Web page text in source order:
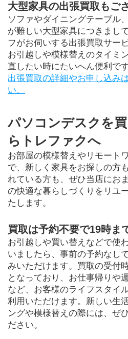
大型家具の出張買取もご
ソファやダイニングテーブル
が難しい大型家具につきまし
フがお伺いする出張買取サー
お引越しや模様替えのタイミ
出張買取の詳細やお申し込み
パソコンデスクを
らトレファクへ
お部屋の模様替えやリモート
で、新しく家具をお探しの方
れている方も、ぜひ当店にお
の快適な暮らしづくりをリユ
たします。
買取は予約不要で19時ま
お引越しや買い替えなどで使
いましたら、事前の予約なし
みいただけます。買取の受付
となっており、お仕事帰りや
など、お客様のライフスタイ
利用いただけます。新しい生
ングや模様替えの際には、ぜ
ださい。